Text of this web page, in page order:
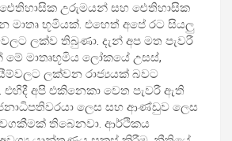
ඓතිහාසික උරුමයන් සහ ඓතිහාසික
මාතෘ භූමියක්. එහෙත් අපේ රට සියලු
ලක්ව තිබුණා. දැන් අප මත පැවරී
මාතෘභූමිය ලෝකයේ උසස්,
ලක්වන රාජ්‍යයක් බවට
අපි එකිනෙකා වෙත පැවරී ඇති
ලෙස සහ ආණ්ඩුව ලෙස
තිබෙනවා. ආර්ථිකය